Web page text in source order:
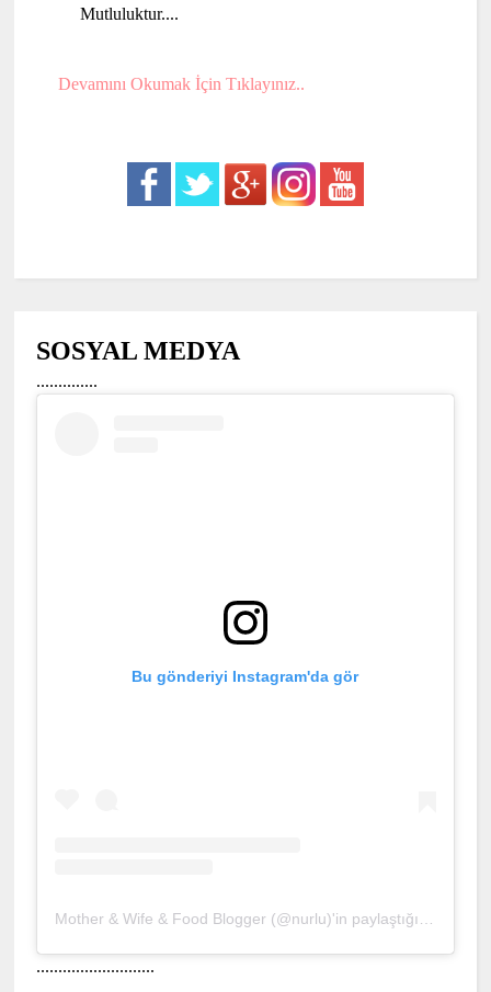
Mutluluktur....
Devamını Okumak İçin Tıklayınız..
SOSYAL MEDYA
..............
Bu gönderiyi Instagram'da gör
Mother & Wife & Food Blogger (@nurlu)'in paylaştığı bir gönderi
...........................